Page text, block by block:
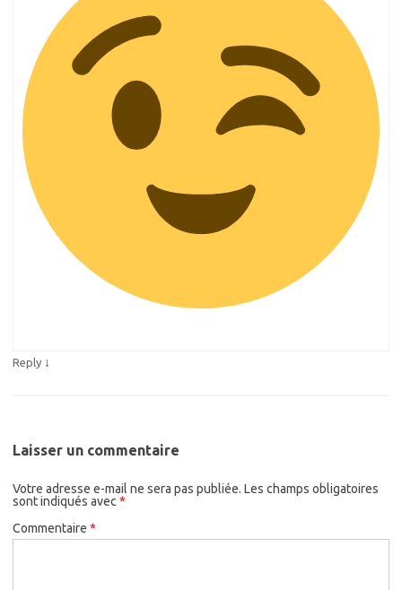
Reply ↓
Laisser un commentaire
Votre adresse e-mail ne sera pas publiée. Les champs obligatoires
sont indiqués avec *
Commentaire *